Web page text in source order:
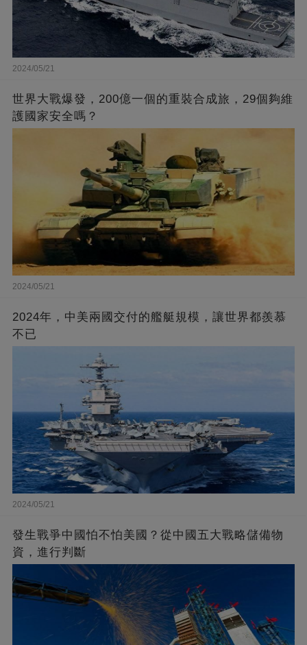
2024/05/21
世界大戰爆發，200億一個的重裝合成旅，29個夠維
護國家安全嗎？
2024/05/21
2024年，中美兩國交付的艦艇規模，讓世界都羨慕
不已
2024/05/21
發生戰爭中國怕不怕美國？從中國五大戰略儲備物
資，進行判斷